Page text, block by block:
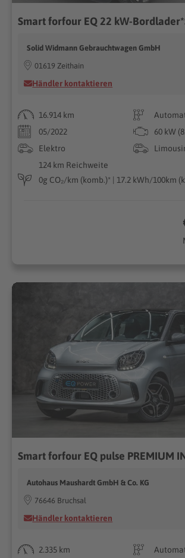
Solid Widmann Gebrauchtwagen GmbH
01619 Zeithain
Händler kontaktieren
16.914 km
05/2022
60 kW
Elektro
124 km Reichweite
0g CO₂/km (komb.)* | 17.2 kWh/100km
Autohaus Maushardt GmbH & Co. KG
76646 Bruchsal
Händler kontaktieren
2.335 km